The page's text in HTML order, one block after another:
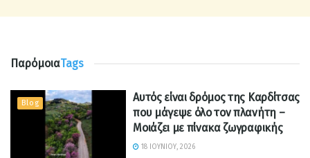
ΠαρόμοιαTags
Blog
Αυτός είναι δρόμος της Καρδίτσας
που μάγεψε όλο τον πλανήτη –
Μοιάζει με πίνακα ζωγραφικής
18 ΙΟΥΝΊΟΥ, 2026